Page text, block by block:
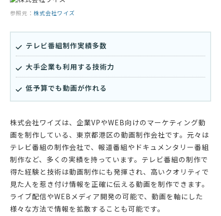
参照元： 株式会社ワイズ
テレビ番組制作実績多数
大手企業も利用する技術力
低予算でも動画が作れる
株式会社ワイズは、企業VPやWEB向けのマーケティング動
画を制作している、東京都港区の動画制作会社です。元々は
テレビ番組の制作会社で、報道番組やドキュメンタリー番組
制作など、多くの実績を持っています。テレビ番組の制作で
得た経験と技術は動画制作にも発揮され、高いクオリティで
見た人を惹き付け情報を正確に伝える動画を制作できます。
ライブ配信やWEBメディア開発の可能で、動画を軸にした
様々な方法で情報を拡散することも可能です。